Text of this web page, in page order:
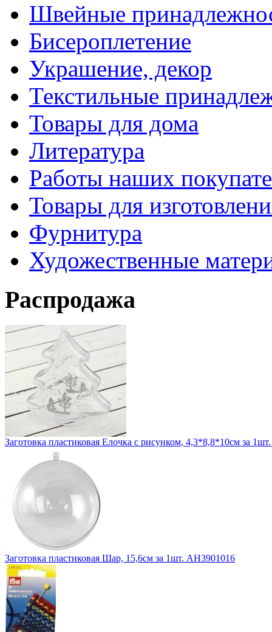
Швейные
Бисероплетение
Украшение, декор
Текстильные
Товары для дома
Литература
Работы наших
Товары для
Фурнитура
Художественные
Распродажа
Заготовка пластиковая Елочка с рисунком, 4,3*8,8*10см за
Заготовка пластиковая Шар, 15,6см за 1шт. АН3901016